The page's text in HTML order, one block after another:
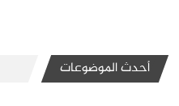
أحدث الموضوعات